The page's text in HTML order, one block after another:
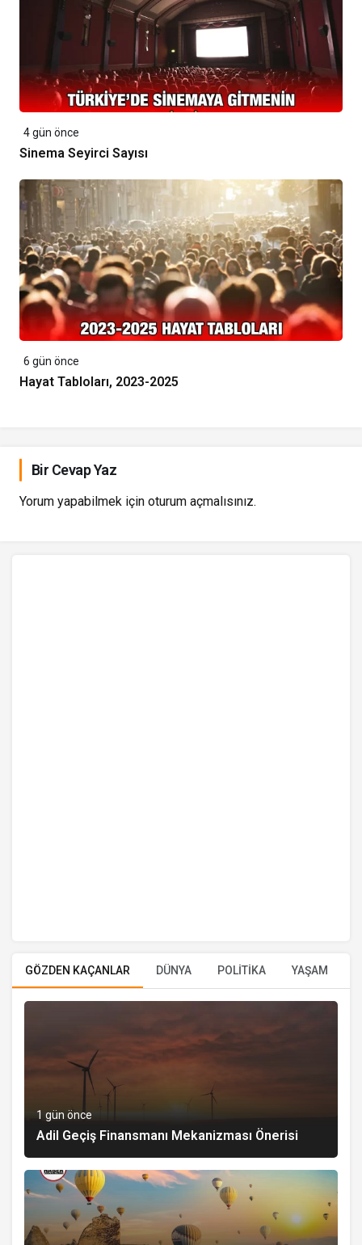
4 gün önce
Sinema Seyirci Sayısı
6 gün önce
Hayat Tabloları, 2023-2025
Bir Cevap Yaz
Yorum yapabilmek için oturum açmalısınız.
GÖZDEN KAÇANLAR DÜNYA POLİTİKA YAŞAM
1 gün önce
Adil Geçiş Finansmanı Mekanizması Önerisi